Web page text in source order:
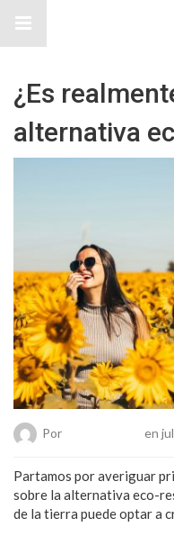
¿Es
alternativa
Por en
Partamos por averiguar
sobre la alternativa eco-
de la tierra puede optar a